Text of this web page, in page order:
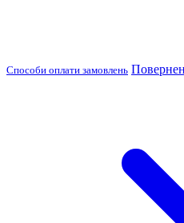
Способи оплати замовлень